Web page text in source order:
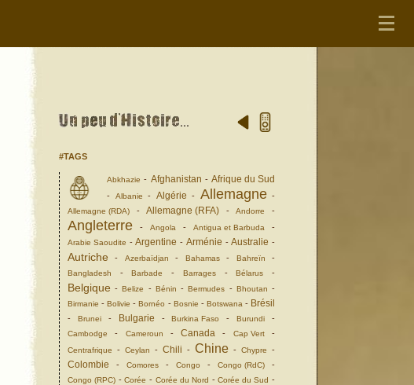
#TAGS
Abkhazie - Afghanistan - Afrique du Sud
- Albanie - Algérie - Allemagne-
Allemagne (RDA) -Allemagne (RFA) -Andorre -
Angleterre - Angola - Antigua et Barbuda -
Arabie Saoudite -Argentine - Arménie -Australie -
Autriche - Azerbaïdjan - Bahamas- Bahreïn -
Bangladesh -Barbade - Barrages-Bélarus -
Belgique -Belize - Bénin -Bermudes - Bhoutan -
Birmanie -Bolivie -Bornéo - Bosnie - Botswana - Brésil
- Brunei- Bulgarie -Burkina Faso -Burundi -
Cambodge - Cameroun -Canada - Cap Vert-
Centrafrique - Ceylan - Chili - Chine - Chypre -
Colombie - Comores - Congo - Congo (RdC) -
Congo (RPC) -Corée - Corée du Nord -Corée du Sud -